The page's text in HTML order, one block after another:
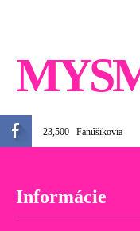
23,500 Fanúšikovia
Informácie